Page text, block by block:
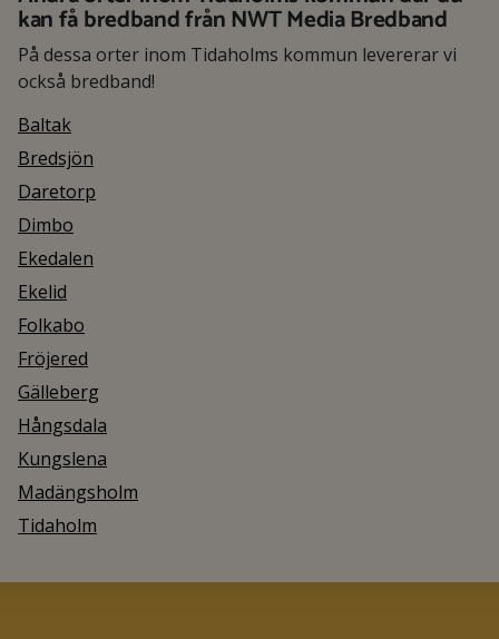
kan få bredband från NWT Media Bredband
På dessa orter inom Tidaholms kommun levererar vi
också bredband!
Baltak
Bredsjön
Daretorp
Dimbo
Ekedalen
Ekelid
Folkabo
Fröjered
Gälleberg
Hångsdala
Kungslena
Madängsholm
Tidaholm